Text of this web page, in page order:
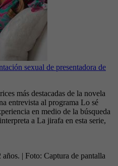
sexual de presentadora de
más destacadas de la novela
entrevista al programa Lo sé
en medio de la búsqueda
a La jirafa en esta serie,
años. | Foto: Captura de pantalla